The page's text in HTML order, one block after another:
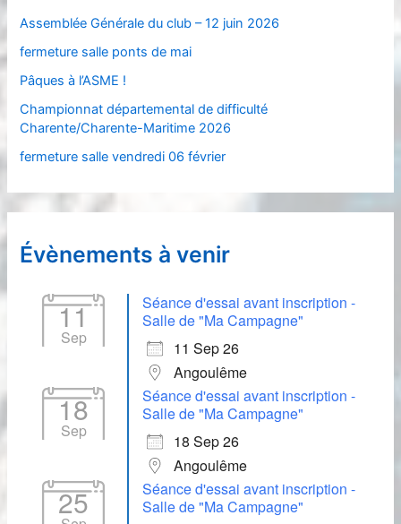
e
r
Assemblée Générale du club – 12 juin 2026
fermeture salle ponts de mai
Pâques à l’ASME !
Championnat départemental de difficulté
Charente/Charente-Maritime 2026
fermeture salle vendredi 06 février
Évènements à venir
11
Sep
Séance d'essai avant inscription -
Salle de "Ma Campagne"
11 Sep 26
Angoulême
18
Sep
Séance d'essai avant inscription -
Salle de "Ma Campagne"
18 Sep 26
Angoulême
25
Séance d'essai avant inscription -
Salle de "Ma Campagne"